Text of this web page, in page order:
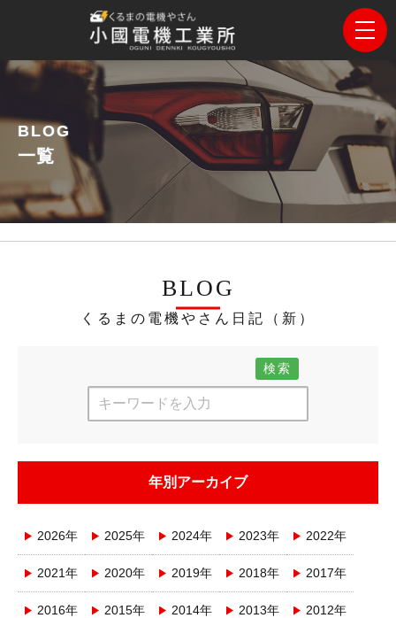
BLOG
一覧
BLOG
くるまの電機やさん日記（新）
検索
年別アーカイブ
2026年 2025年 2024年 2023年 2022年
2021年 2020年 2019年 2018年 2017年
2016年 2015年 2014年 2013年 2012年